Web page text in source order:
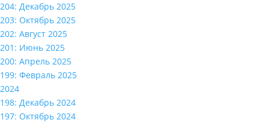
204: Декабрь 2025
203: Октябрь 2025
202: Август 2025
201: Июнь 2025
200: Апрель 2025
199: Февраль 2025
2024
198: Декабрь 2024
197: Октябрь 2024